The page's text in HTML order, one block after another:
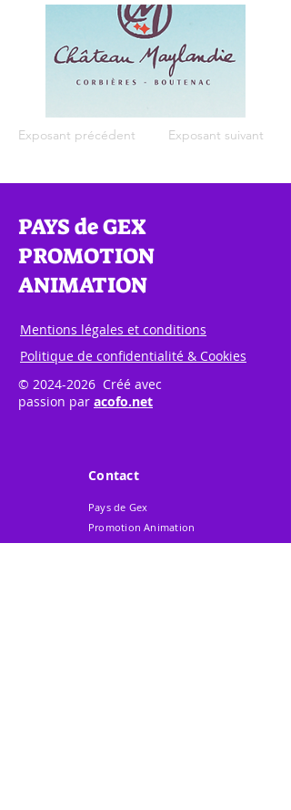
Exposant précédent Exposant suivant
PAYS de GEX
PROMOTION
ANIMATION
Mentions légales et conditions
Politique de confidentialité & Cookies
© 2024-2026 Créé avec
passion par acofo.net
Contact
Pays de Gex
Promotion Animation
217 Avenue de